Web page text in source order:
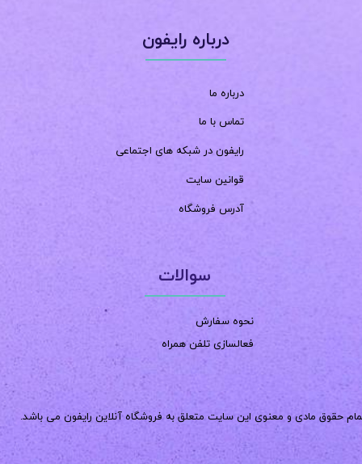
سوالات
نحوه سفارش
فعالسازی تلفن همراه
حقوق مادی و معنوی این سایت متعلق به فروشگاه آنلاین رایفون می باشد.
درباره رایفون
درباره ما
تماس با ما
رایفون در شبکه های اجتماعی
قوانین سایت
آدرس فروشگاه